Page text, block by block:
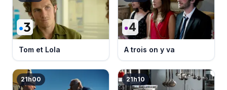
Tom et Lola A trois on y va
21h00 21h10